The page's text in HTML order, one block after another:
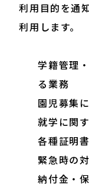
利用目的を通
利用します。
学籍管理
る業務
園児募集
就学に関
各種証明
緊急時の
納付金・